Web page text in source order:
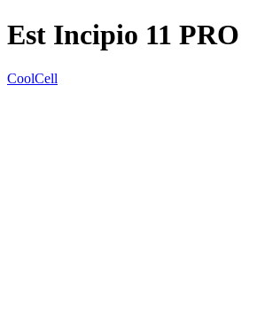
Est Incipio 11 PRO
CoolCell